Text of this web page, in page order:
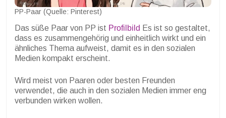
PP-Paar (Quelle: Pinterest)
Das süße Paar von PP ist Profilbild Es ist so gestaltet,
dass es zusammengehörig und einheitlich wirkt und ein
ähnliches Thema aufweist, damit es in den sozialen
Medien kompakt erscheint.
Wird meist von Paaren oder besten Freunden
verwendet, die auch in den sozialen Medien immer eng
verbunden wirken wollen.